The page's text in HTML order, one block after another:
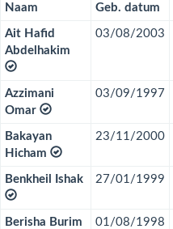
Naam Geb. datum
Ait Hafid
Abdelhakim
03/08/2003
Azzimani
Omar
03/09/1997
Bakayan
Hicham
23/11/2000
Benkheil Ishak 27/01/1999
Berisha Burim 01/08/1998